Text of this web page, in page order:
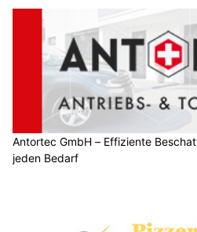
Antortec GmbH – Effiziente
jeden Bedarf